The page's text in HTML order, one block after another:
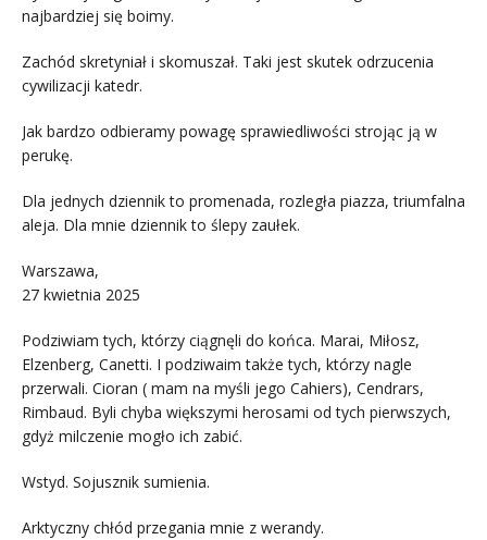
najbardziej się boimy.
Zachód skretyniał i skomuszał. Taki jest skutek odrzucenia
cywilizacji katedr.
Jak bardzo odbieramy powagę sprawiedliwości strojąc ją w
perukę.
Dla jednych dziennik to promenada, rozległa piazza, triumfalna
aleja. Dla mnie dziennik to ślepy zaułek.
Warszawa,
27 kwietnia 2025
Podziwiam tych, którzy ciągnęli do końca. Marai, Miłosz,
Elzenberg, Canetti. I podziwaim także tych, którzy nagle
przerwali. Cioran ( mam na myśli jego Cahiers), Cendrars,
Rimbaud. Byli chyba większymi herosami od tych pierwszych,
gdyż milczenie mogło ich zabić.
Wstyd. Sojusznik sumienia.
Arktyczny chłód przegania mnie z werandy.